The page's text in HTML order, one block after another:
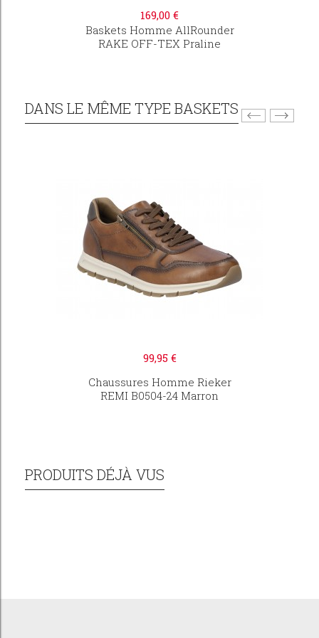
169,00 €
Baskets Homme AllRounder
RAKE OFF-TEX Praline
DANS LE MÊME TYPE BASKETS
99,95 €
Chaussures Homme Rieker
REMI B0504-24 Marron
PRODUITS DÉJÀ VUS